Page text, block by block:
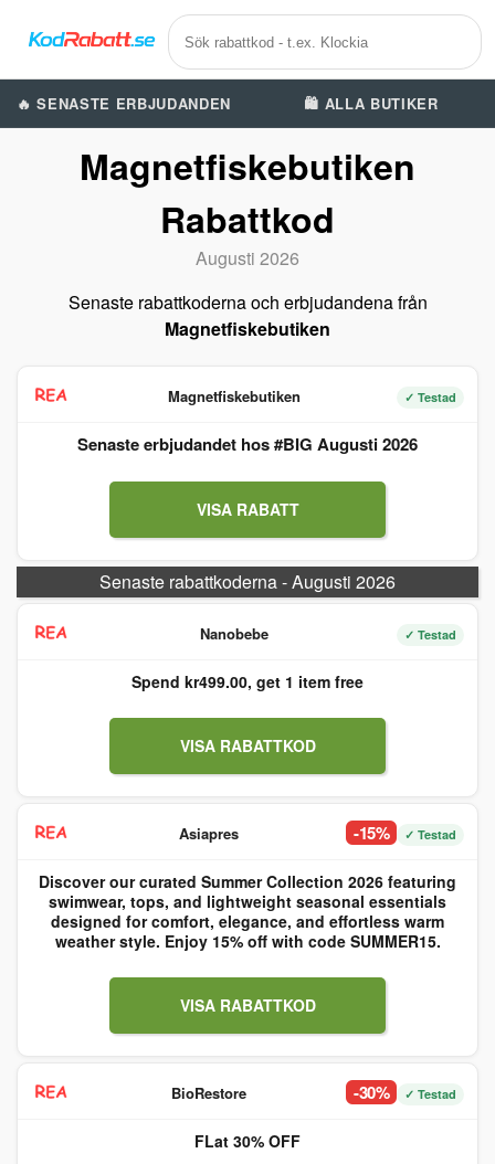
🔥 SENASTE ERBJUDANDEN 🛍️ ALLA BUTIKER
Magnetfiskebutiken
Rabattkod
Augusti 2026
Senaste rabattkoderna och erbjudandena från
Magnetfiskebutiken
Magnetfiskebutiken ✓ Testad
Senaste erbjudandet hos #BIG Augusti 2026
VISA RABATT
Senaste rabattkoderna - Augusti 2026
Nanobebe ✓ Testad
Spend kr499.00, get 1 item free
VISA RABATTKOD
Asiapres -15% ✓ Testad
Discover our curated Summer Collection 2026 featuring
swimwear, tops, and lightweight seasonal essentials
designed for comfort, elegance, and effortless warm
weather style. Enjoy 15% off with code SUMMER15.
VISA RABATTKOD
BioRestore -30% ✓ Testad
FLat 30% OFF